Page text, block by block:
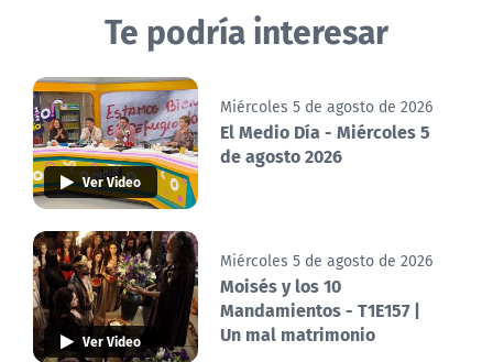
Te podría interesar
Ver Video
Miércoles 5 de agosto de 2026
El Medio Día - Miércoles 5
de agosto 2026
Ver Video
Miércoles 5 de agosto de 2026
Moisés y los 10
Mandamientos - T1E157 |
Un mal matrimonio